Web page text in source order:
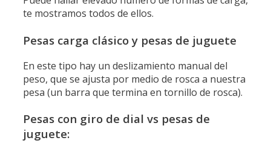
te mostramos todos de ellos.
Pesas carga clásico y pesas de juguete
En este tipo hay un deslizamiento manual del
peso, que se ajusta por medio de rosca a nuestra
pesa (un barra que termina en tornillo de rosca).
Pesas con giro de dial vs pesas de
juguete: